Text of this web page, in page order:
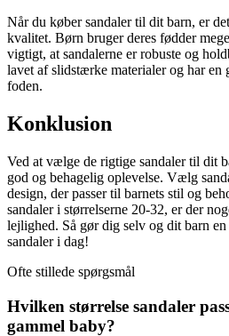
Når du køber sandaler til dit barn, er
kvalitet. Børn bruger deres fødder
vigtigt, at sandalerne er robuste og
lavet af slidstærke materialer og har en
foden.
Konklusion
Ved at vælge de rigtige sandaler til dit
god og behagelig oplevelse. Vælg
design, der passer til barnets stil og
sandaler i størrelserne 20-32, er der
lejlighed. Så gør dig selv og dit barn
sandaler i dag!
Ofte stillede spørgsmål
Hvilken størrelse sandaler
gammel baby?